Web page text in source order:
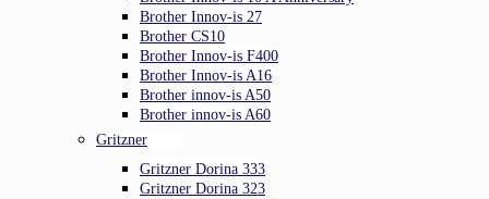
Brother Innov-is 27
Brother CS10
Brother Innov-is F400
Brother Innov-is A16
Brother innov-is A50
Brother innov-is A60
Gritzner
Gritzner Dorina 333
Gritzner Dorina 323